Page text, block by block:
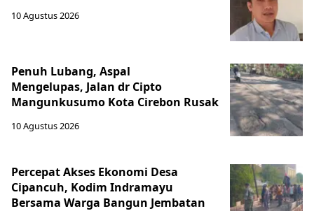
10 Agustus 2026
Penuh Lubang, Aspal
Mengelupas, Jalan dr Cipto
Mangunkusumo Kota Cirebon Rusak
10 Agustus 2026
Percepat Akses Ekonomi Desa
Cipancuh, Kodim Indramayu
Bersama Warga Bangun Jembatan